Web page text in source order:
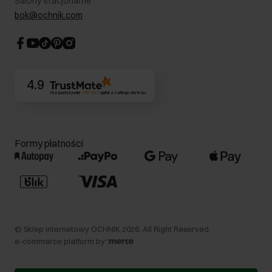
Blog
Dla akcjonariuszy
CSR
bok@ochnik.com
4.9
Na podstawie 357 011 opinii z całego okresu
Formy płatności
© Sklep internetowy OCHNIK 2026 . All Right Reserved.
e-commerce platform by